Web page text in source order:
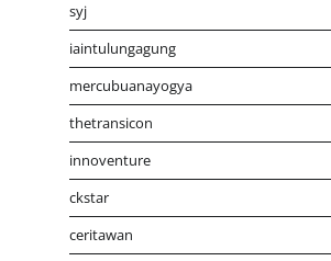
syj
iaintulungagung
mercubuanayogya
thetransicon
innoventure
ckstar
ceritawan